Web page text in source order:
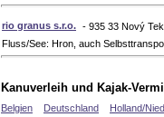
rio granus s.r.o. - 935 33 Nový
Fluss/See: Hron, auch
Kanuverleih und Kajak-
Belgien Deutschland Holland/